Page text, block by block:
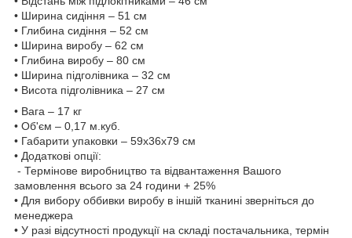
• Ширина сидіння – 51 см
• Глибина сидіння – 52 см
• Ширина виробу – 62 см
• Глибина виробу – 80 см
• Ширина підголівника – 32 см
• Висота підголівника – 27 см
• Вага – 17 кг
• Об'єм – 0,17 м.куб.
• Габарити упаковки – 59x36x79 см
• Додаткові опції:
- Термінове виробництво та відвантаження Вашого
замовлення всього за 24 години + 25%
• Для вибору оббивки виробу в іншій тканині зверніться до
менеджера
• У разі відсутності продукції на складі постачальника, термін